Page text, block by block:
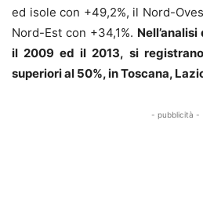
ed isole con +49,2%, il Nord-
Nord-Est con +34,1%.
il 2009 ed il 2013, si
superiori al 50%, in Toscana,
- pubblicità -